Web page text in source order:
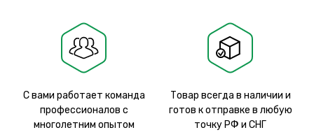
С вами работает команда
профессионалов с
многолетним опытом
Товар всегда в наличии и
готов к отправке в любую
точку РФ и СНГ